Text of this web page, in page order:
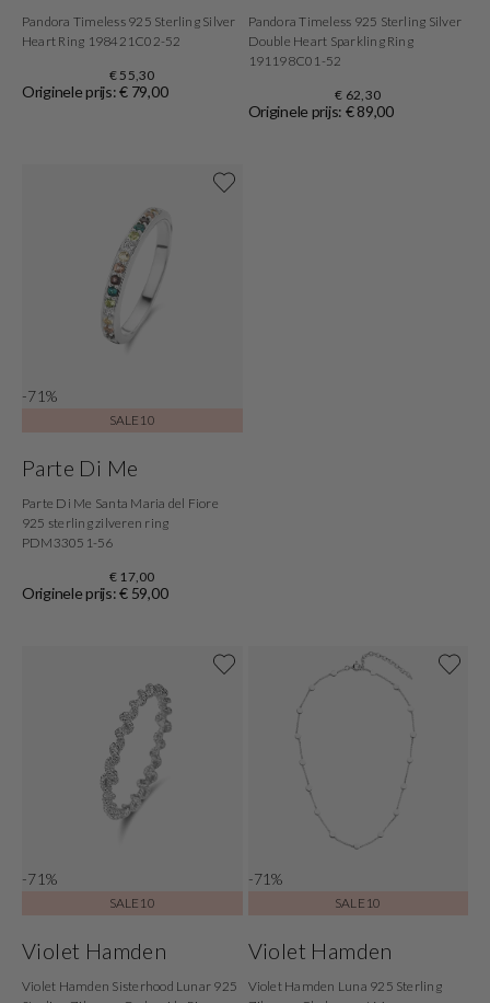
Pandora Timeless 925 Sterling Silver
Heart Ring 198421C02-52
€ 55,30
Originele prijs: € 79,00
Pandora Timeless 925 Sterling Silver
Double Heart Sparkling Ring
191198C01-52
€ 62,30
Originele prijs: € 89,00
-71%
SALE10
Parte Di Me
Parte Di Me Santa Maria del Fiore
925 sterling zilveren ring
PDM33051-56
€ 17,00
Originele prijs: € 59,00
-71%
SALE10
Violet Hamden
Violet Hamden Sisterhood Lunar 925
-71%
SALE10
Violet Hamden
Violet Hamden Luna 925 Sterling